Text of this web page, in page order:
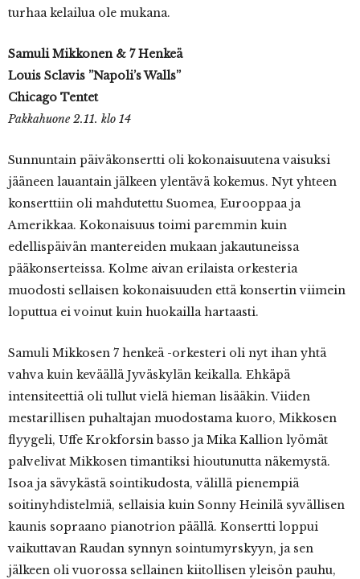
turhaa kelailua ole mukana.
Samuli Mikkonen & 7 Henkeä
Louis Sclavis ”Napoli’s Walls”
Chicago Tentet
Pakkahuone 2.11. klo 14
Sunnuntain päiväkonsertti oli kokonaisuutena vaisuksi
jääneen lauantain jälkeen ylentävä kokemus. Nyt yhteen
konserttiin oli mahdutettu Suomea, Eurooppaa ja
Amerikkaa. Kokonaisuus toimi paremmin kuin
edellispäivän mantereiden mukaan jakautuneissa
pääkonserteissa. Kolme aivan erilaista orkesteria
muodosti sellaisen kokonaisuuden että konsertin viimein
loputtua ei voinut kuin huokailla hartaasti.
Samuli Mikkosen 7 henkeä -orkesteri oli nyt ihan yhtä
vahva kuin keväällä Jyväskylän keikalla. Ehkäpä
intensiteettiä oli tullut vielä hieman lisääkin. Viiden
mestarillisen puhaltajan muodostama kuoro, Mikkosen
flyygeli, Uffe Krokforsin basso ja Mika Kallion lyömät
palvelivat Mikkosen timantiksi hioutunutta näkemystä.
Isoa ja sävykästä sointikudosta, välillä pienempiä
soitinyhdistelmiä, sellaisia kuin Sonny Heinilä syvällisen
kaunis sopraano pianotrion päällä. Konsertti loppui
vaikuttavan Raudan synnyn sointumyrskyyn, ja sen
jälkeen oli vuorossa sellainen kiitollisen yleisön pauhu,